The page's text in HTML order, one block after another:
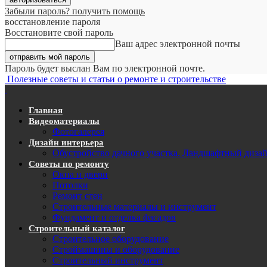
Забыли пароль? получить помощь
восстановление пароля
Восстановите свой пароль
Ваш адрес электронной почты
Пароль будет выслан Вам по электронной почте.
Полезные советы и статьи о ремонте и строительстве
Главная
Видеоматериалы
Фотогалерея
Дизайн интерьера
Обустройство дачного участка. Ландшафтный
Советы по ремонту
Окна и двери
Потолки
Ремонт стен
Строительные материалы и инструмент
Фундамент и отделка фасадов
Строительный каталог
Строительное оборудование
Строймашины и оборудование
Строительный инструмент